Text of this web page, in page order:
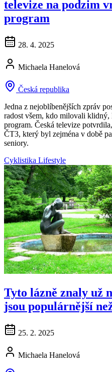
televize na podzim
program
28. 4. 2025
Michaela Hanelová
Česká republika
Jedna z nejoblíbenějších zpráv
radost všem, kdo milovali
program. Česká televize
ČT3, který byl zejména v době
seniory.
Cyklistika Lifestyle
Tyto lázně znaly už
jsou populárnější
25. 2. 2025
Michaela Hanelová